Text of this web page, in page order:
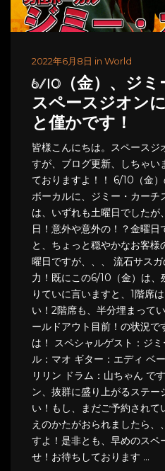
2022年6月8日 in World
6/10（金）、ジ
スペースジオン
と僅かです！
皆様こんにちは。スペース
すが、ブログ更新、しちゃい
ておりますよ！！ 6/10（金
ボーカルに、ジミー・カーチ
は、いずれも土曜日でしたが
日！意外や意外の！？金曜日
と、ちょっと穏やかなお客
曜日ですが、、、 流石サス
力！既にこの6/10（金）は
りていに言いますと、1階席
い！2階席も、半分埋まって
ールドアウト目前！の状況で
は！ スペシャルゲスト：ジ
ル：マオ ギター：エディ ベ
リリン ドラム：山ちゃん で
ン、抜群に盛り上がるステー
い！もし、まだご予約され
えのかたがおられましたら、
すよ！是非とも、早めのスペ
せ！お待ちしております …